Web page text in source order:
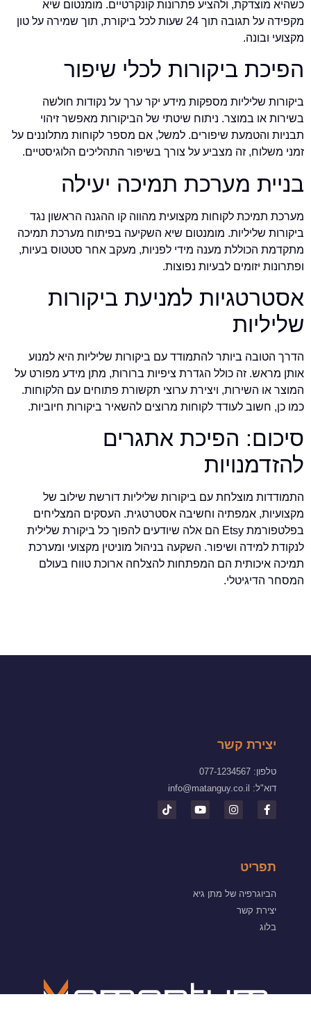
כשהיא מוצדקת, ולהציע פתרונות קונקרטיים. מומנטום שיא
מקפידה על תגובה תוך 24 שעות לכל ביקורת, תוך שמירה על טון
מקצועי ובונה.
הפיכת ביקורות לכלי שיפור
ביקורות שליליות מספקות מידע יקר ערך על נקודות חולשה
בשירות או במוצר. ניתוח שיטתי של הביקורות מאפשר זיהוי
תבניות והטמעת שיפורים. למשל, אם מספר לקוחות מתלוננים על
זמני משלוח, זה מצביע על צורך בשיפור התהליכים הלוגיסטיים.
בניית מערכת תמיכה יעילה
מערכת תמיכת לקוחות מקצועית מהווה קו ההגנה הראשון נגד
ביקורות שליליות. מומנטום שיא השקיעה בפיתוח מערכת תמיכה
מתקדמת הכוללת מענה מידי לפניות, מעקב אחר סטטוס בעיות,
ופתרונות יזומים לבעיות נפוצות.
אסטרטגיות למניעת ביקורות
שליליות
הדרך הטובה ביותר להתמודד עם ביקורות שליליות היא למנוע
אותן מראש. זה כולל הגדרת ציפיות ברורות, מתן מידע מפורט על
המוצר או השירות, ויצירת ערוצי תקשורת פתוחים עם הלקוחות.
כמו כן, חשוב לעודד לקוחות מרוצים להשאיר ביקורות חיוביות.
סיכום: הפיכת אתגרים
להזדמנויות
התמודדות מוצלחת עם ביקורות שליליות דורשת שילוב של
מקצועיות, אמפתיה וחשיבה אסטרטגית. העסקים המצליחים
בפלטפורמת Etsy הם אלה שיודעים להפוך כל ביקורת שלילית
לנקודת למידה ושיפור. השקעה בניהול מוניטין מקצועי ומערכת
תמיכה איכותית הם המפתחות להצלחה ארוכת טווח בעולם
המסחר הדיגיטלי.
יצירת קשר
טלפון: 077-1234567
דוא"ל: info@matanguy.co.il
תפריט
הביוגרפיה של מתן גיא
יצירת קשר
בלוג